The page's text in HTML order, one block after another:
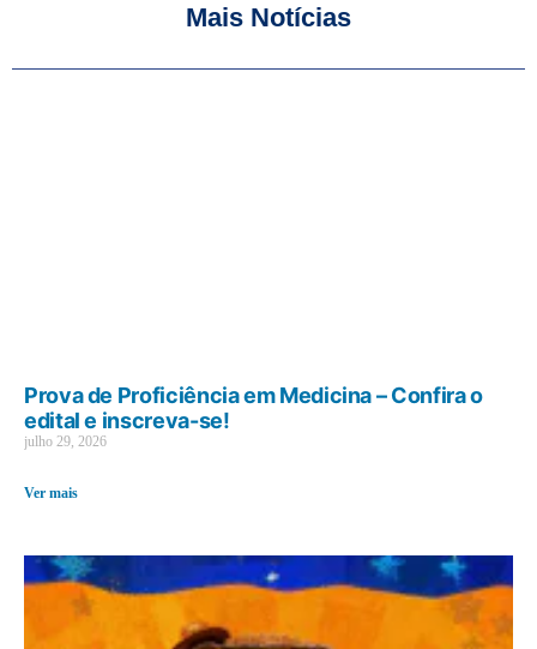
Mais Notícias
Prova de Proficiência em Medicina – Confira o
edital e inscreva-se!
julho 29, 2026
Ver mais